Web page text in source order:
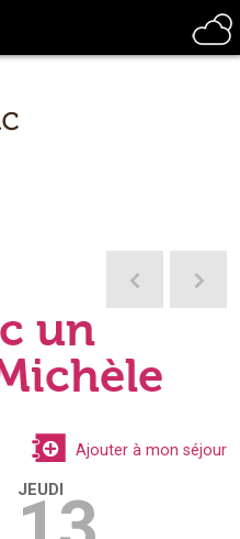
un
Ajouter à mon séjour
JEUDI